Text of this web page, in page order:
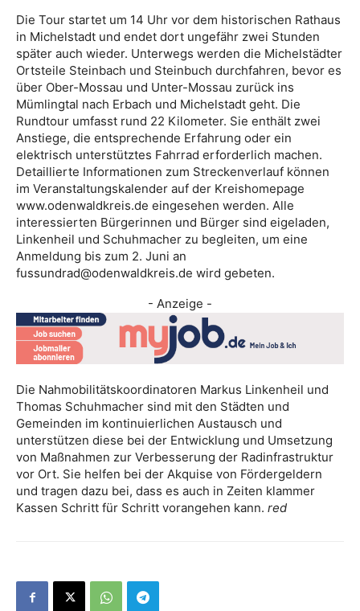
Die Tour startet um 14 Uhr vor dem historischen Rathaus
in Michelstadt und endet dort ungefähr zwei Stunden
später auch wieder. Unterwegs werden die Michelstädter
Ortsteile Steinbach und Steinbuch durchfahren, bevor es
über Ober-Mossau und Unter-Mossau zurück ins
Mümlingtal nach Erbach und Michelstadt geht. Die
Rundtour umfasst rund 22 Kilometer. Sie enthält zwei
Anstiege, die entsprechende Erfahrung oder ein
elektrisch unterstütztes Fahrrad erforderlich machen.
Detaillierte Informationen zum Streckenverlauf können
im Veranstaltungskalender auf der Kreishomepage
www.odenwaldkreis.de eingesehen werden. Alle
interessierten Bürgerinnen und Bürger sind eigeladen,
Linkenheil und Schuhmacher zu begleiten, um eine
Anmeldung bis zum 2. Juni an
fussundrad@odenwaldkreis.de wird gebeten.
- Anzeige -
Die Nahmobilitätskoordinatoren Markus Linkenheil und
Thomas Schuhmacher sind mit den Städten und
Gemeinden im kontinuierlichen Austausch und
unterstützen diese bei der Entwicklung und Umsetzung
von Maßnahmen zur Verbesserung der Radinfrastruktur
vor Ort. Sie helfen bei der Akquise von Fördergeldern
und tragen dazu bei, dass es auch in Zeiten klammer
Kassen Schritt für Schritt vorangehen kann. red